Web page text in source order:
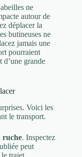
ne
autour de
déplacer la
butineuses ne
jamais une
pourraient
d’une grande
Voici les
le transport.
ruche. Inspectez
peut